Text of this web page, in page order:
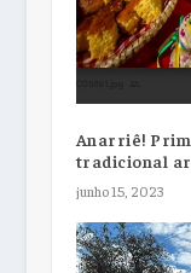
Anarriê!
tradicional
junho 15, 2023